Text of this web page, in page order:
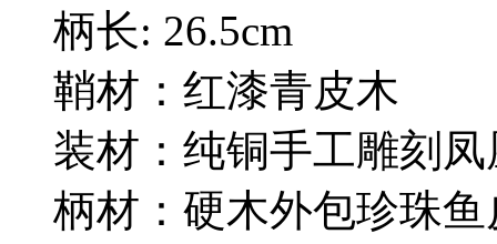
柄长: 26.5cm
鞘材：红漆青皮木
装材：纯铜手工雕刻凤
柄材：硬木外包珍珠